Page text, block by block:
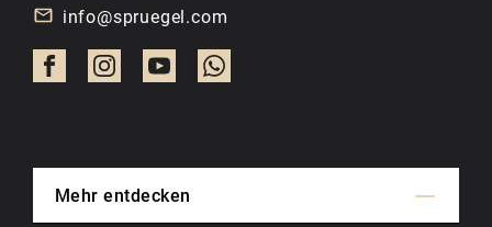
info@spruegel.com
Mehr entdecken